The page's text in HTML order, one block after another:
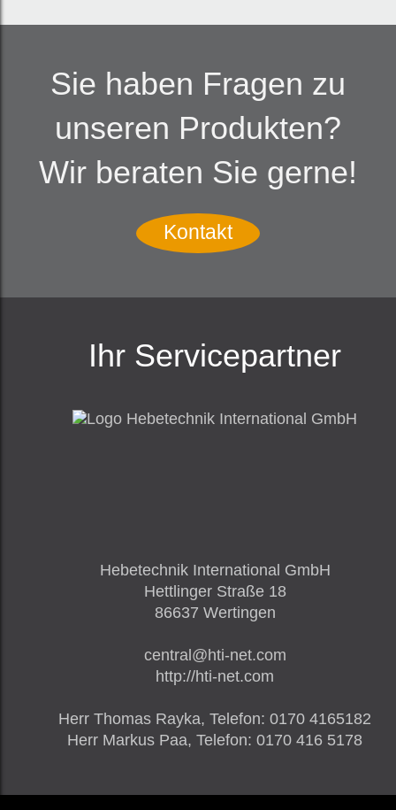
Sie haben Fragen zu
unseren Produkten?
Wir beraten Sie gerne!
Kontakt
Ihr Servicepartner
Hebetechnik International GmbH
Hettlinger Straße 18
86637 Wertingen
central@hti-net.com
http://hti-net.com
Herr Thomas Rayka, Telefon: 0170 4165182
Herr Markus Paa, Telefon: 0170 416 5178